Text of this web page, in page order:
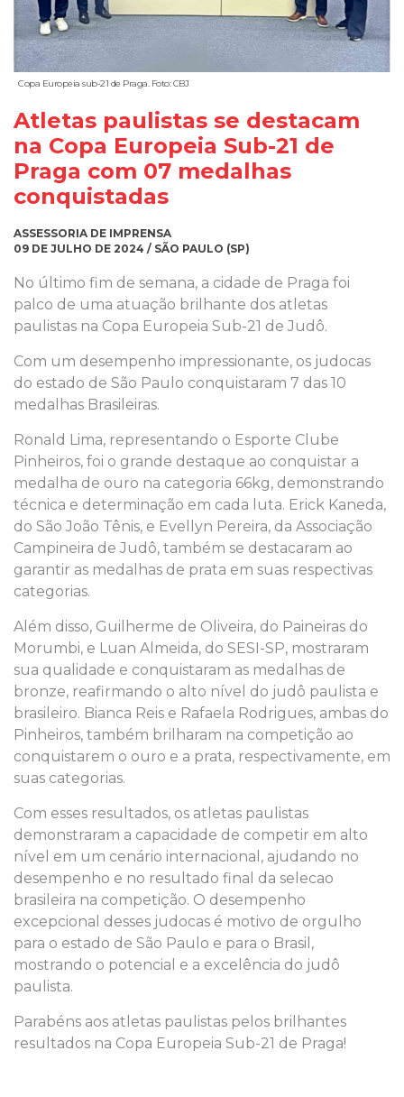
Copa Europeia sub-21 de Praga. Foto: CBJ
Atletas paulistas se destacam
na Copa Europeia Sub-21 de
Praga com 07 medalhas
conquistadas
ASSESSORIA DE IMPRENSA
09 DE JULHO DE 2024 / SÃO PAULO (SP)
No último fim de semana, a cidade de Praga foi
palco de uma atuação brilhante dos atletas
paulistas na Copa Europeia Sub-21 de Judô.
Com um desempenho impressionante, os judocas
do estado de São Paulo conquistaram 7 das 10
medalhas Brasileiras.
Ronald Lima, representando o Esporte Clube
Pinheiros, foi o grande destaque ao conquistar a
medalha de ouro na categoria 66kg, demonstrando
técnica e determinação em cada luta. Erick Kaneda,
do São João Tênis, e Evellyn Pereira, da Associação
Campineira de Judô, também se destacaram ao
garantir as medalhas de prata em suas respectivas
categorias.
Além disso, Guilherme de Oliveira, do Paineiras do
Morumbi, e Luan Almeida, do SESI-SP, mostraram
sua qualidade e conquistaram as medalhas de
bronze, reafirmando o alto nível do judô paulista e
brasileiro. Bianca Reis e Rafaela Rodrigues, ambas do
Pinheiros, também brilharam na competição ao
conquistarem o ouro e a prata, respectivamente, em
suas categorias.
Com esses resultados, os atletas paulistas
demonstraram a capacidade de competir em alto
nível em um cenário internacional, ajudando no
desempenho e no resultado final da selecao
brasileira na competição. O desempenho
excepcional desses judocas é motivo de orgulho
para o estado de São Paulo e para o Brasil,
mostrando o potencial e a excelência do judô
paulista.
Parabéns aos atletas paulistas pelos brilhantes
resultados na Copa Europeia Sub-21 de Praga!